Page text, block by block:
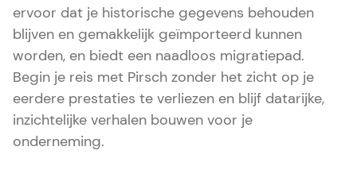
ervoor dat je historische gegevens behouden
blijven en gemakkelijk geïmporteerd kunnen
worden, en biedt een naadloos migratiepad.
Begin je reis met Pirsch zonder het zicht op je
eerdere prestaties te verliezen en blijf datarijke,
inzichtelijke verhalen bouwen voor je
onderneming.